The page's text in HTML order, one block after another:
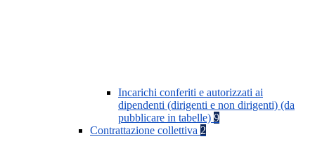
Incarichi conferiti e autorizzati ai
dipendenti (dirigenti e non dirigenti) (da
pubblicare in tabelle) 9
Contrattazione collettiva 2